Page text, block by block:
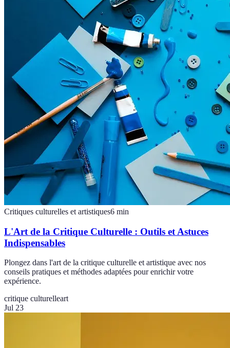
Critiques culturelles et artistiques6 min
L'Art de la Critique Culturelle : Outils et Astuces
Indispensables
Plongez dans l'art de la critique culturelle et artistique avec nos
conseils pratiques et méthodes adaptées pour enrichir votre
expérience.
critique culturelleart
Jul 23